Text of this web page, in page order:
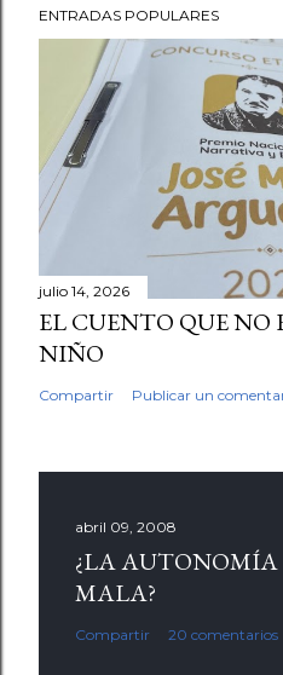
ENTRADAS POPULARES
julio 14, 2026
EL CUENTO QUE
NIÑO
Compartir Publicar un
abril 09, 2008
¿LA AUTONOMÍA
MALA?
Compartir 20 comentarios